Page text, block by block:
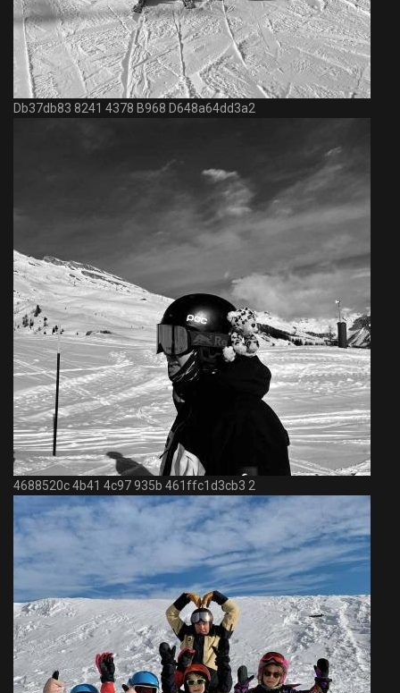
Db37db83 8241 4378 B968 D648a64dd3a2
4688520c 4b41 4c97 935b 461ffc1d3cb3 2